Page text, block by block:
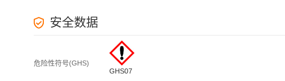
安全数据
危险性符号(GHS)
GHS07